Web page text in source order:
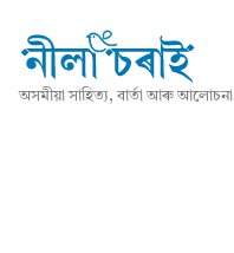
অসমীয়া সাহিত্য, বাৰ্তা আৰু আলোচনা